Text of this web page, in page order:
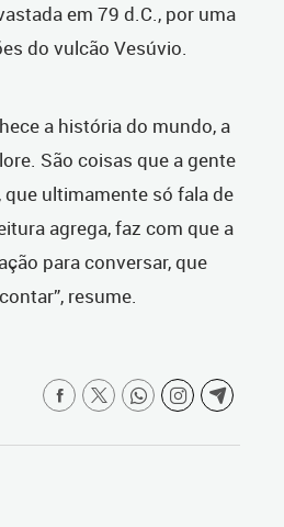
em 79 d.C., por uma
do vulcão Vesúvio.
a história do mundo, a
São coisas que a gente
que ultimamente só fala de
agrega, faz com que a
para conversar, que
resume.